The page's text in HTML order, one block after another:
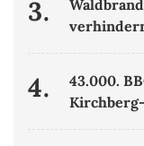
3.
4.
43.000.